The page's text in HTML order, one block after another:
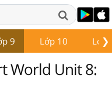
❯
9 Lớp 10 Lớp
World Unit 8: